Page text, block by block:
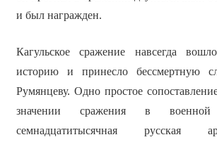
и был награжден.
Кагульское сражение навсегда
историю и принесло бессмертную
Румянцеву. Одно простое
значении сражения в
семнадцатитысячная русская